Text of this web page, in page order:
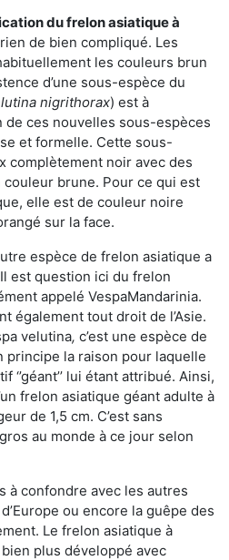
du frelon asiatiqueà
de bien compliqué. Les
les couleurs brun
d’une sous-espèce du
nigrithorax) est à
de ces nouvelles sous-espèces
et formelle. Cette sous-
complètement noir avec des
brune. Pour ce qui est
elle est de couleur noire
sur la face.
espèce de frelon asiatique a
est question ici du frelon
appelé VespaMandarinia.
également tout droit de l’Asie.
velutina, c’est une espèce de
principe la raison pour laquelle
lui étant attribué. Ainsi,
frelon asiatique géant adulte à
de 1,5 cm. C’est sans
au monde à ce jour selon
à confondre avec les autres
ou encore la guêpe des
Le frelon asiatique à
plus développé avec